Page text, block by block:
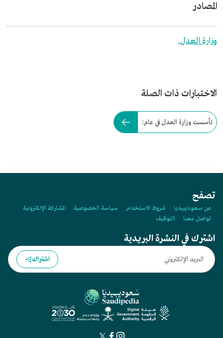
المصادر
وزارة العدل.
الاختبارات ذات الصلة
تأسست وزارة العدل في عام:
تصفح
عن سعوديبيديا شروط الاستخدام سياسة الخصوصية
المشاركة الإلكترونية
تواصل معنا
التوظيف
اشترك في النشرة البريدية
اشتراك